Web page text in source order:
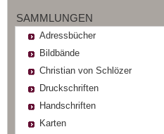
SAMMLUNGEN
Adressbücher
Bildbände
Christian von Schlözer
Druckschriften
Handschriften
Karten